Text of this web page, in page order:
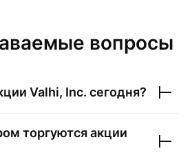
вопросы
Valhi, Inc. сегодня?
торгуются акции